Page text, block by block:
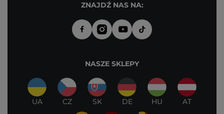
ZNAJDŹ NAS NA:
NASZE SKLEPY
UA CZ SK DE HU AT